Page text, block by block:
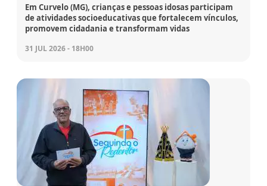
Em Curvelo (MG), crianças e pessoas idosas participam
de atividades socioeducativas que fortalecem vínculos,
promovem cidadania e transformam vidas
31 JUL 2026 - 18H00